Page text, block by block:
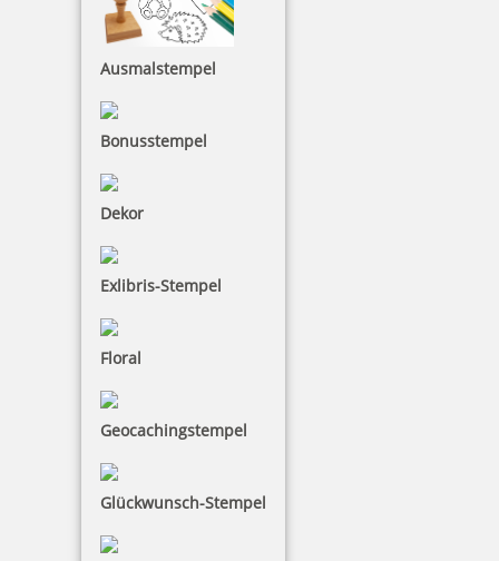
Ausmalstempel
Bonusstempel
Dekor
Exlibris-Stempel
Floral
Geocachingstempel
Glückwunsch-Stempel
Colop WOODIES Stempelkissen Rottöne
Colop WOODIES Stempelkissen Blautöne